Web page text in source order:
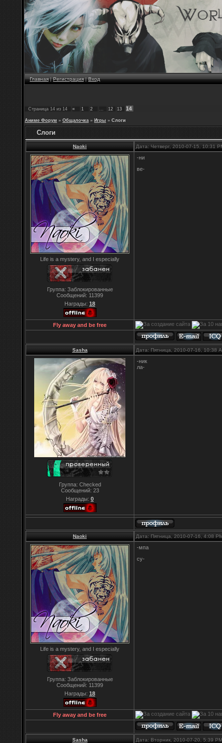
Главная|Регистрация|Вход
Страница 14 из 14 « 1 2 … 12 13 14
Аниме Форум » Общалочка » Игры » Слоги
Слоги
Naoki Дата: Четверг, 2010-07-15, 10:31
Life is a mystery, and I especially
Группа: Заблокированные
Сообщений: 11399
Награды: 18
-ни
ве-
Fly away and be free
Sasha Дата: Пятница, 2010-07-16, 10:38
Группа: Checked
Сообщений: 23
Награды: 0
-ник
ла-
Naoki Дата: Пятница, 2010-07-16, 4:08
Life is a mystery, and I especially
Группа: Заблокированные
Сообщений: 11399
Награды: 18
-мпа
су-
Fly away and be free
Sasha Дата: Вторник, 2010-07-20, 5:39